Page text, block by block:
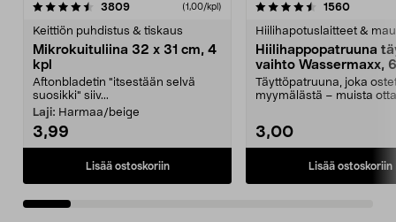
3809arvostelut (1,00/kpl)
Keittiön puhdistus & tiskaus
Mikrokuituliina 32 x 31 cm, 4
kpl
Aftonbladetin "itsestään selvä
suosikki" siiv...
Laji: Harmaa/beige
3,99
Lisää ostoskoriin
4.5viidestä
1560
Hiilihapotuslaitteet &
Hiilihappopatruuna
vaihto Wassermaxx,
Täyttöpatruuna, joka
myymälästä – muista
3,00
Lisää ostoskoriin
4.5viidestä